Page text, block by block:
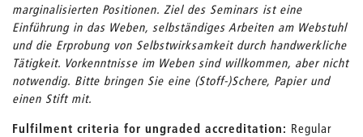
marginalisierten Positionen. Ziel des Seminars ist eine
Einführung in das Weben, selbständiges Arbeiten am Webstuhl
und die Erprobung von Selbstwirksamkeit durch handwerkliche
Tätigkeit. Vorkenntnisse im Weben sind willkommen, aber nicht
notwendig. Bitte bringen Sie eine (Stoff-)Schere, Papier und
einen Stift mit.
Fulfilment criteria for ungraded accreditation: Regular